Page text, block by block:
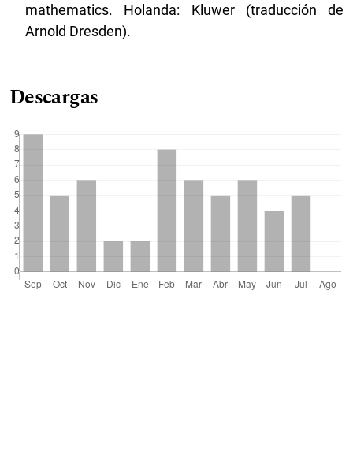
mathematics. Holanda: Kluwer (traducción de
Arnold Dresden).
Descargas